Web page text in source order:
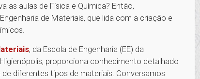
as aulas de Física e Química? Então,
de Materiais, que lida com a criação e
, da Escola de Engenharia (EE) da
proporciona conhecimento detalhado
diferentes tipos de materiais. Conversamos